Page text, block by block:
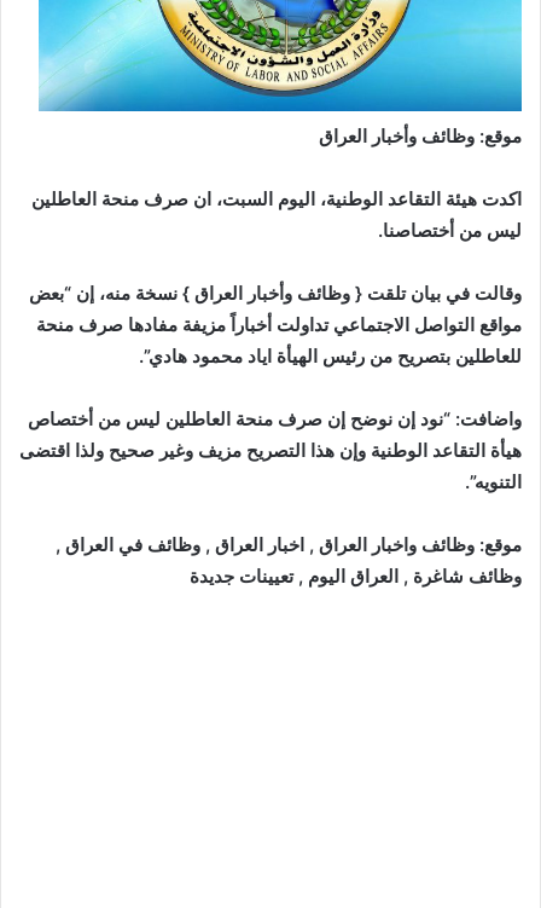
موقع: وظائف وأخبار العراق
اكدت هيئة التقاعد الوطنية، اليوم السبت، ان صرف منحة العاطلين
ليس من أختصاصنا.
وقالت في بيان تلقت { وظائف وأخبار العراق } نسخة منه، إن “بعض
مواقع التواصل الاجتماعي تداولت أخباراً مزيفة مفادها صرف منحة
للعاطلين بتصريح من رئيس الهيأة اياد محمود هادي”.
واضافت: “نود إن نوضح إن صرف منحة العاطلين ليس من أختصاص
هيأة التقاعد الوطنية وإن هذا التصريح مزيف وغير صحيح ولذا اقتضى
التنويه”.
موقع: وظائف واخبار العراق , اخبار العراق , وظائف في العراق ,
وظائف شاغرة , العراق اليوم , تعيينات جديدة